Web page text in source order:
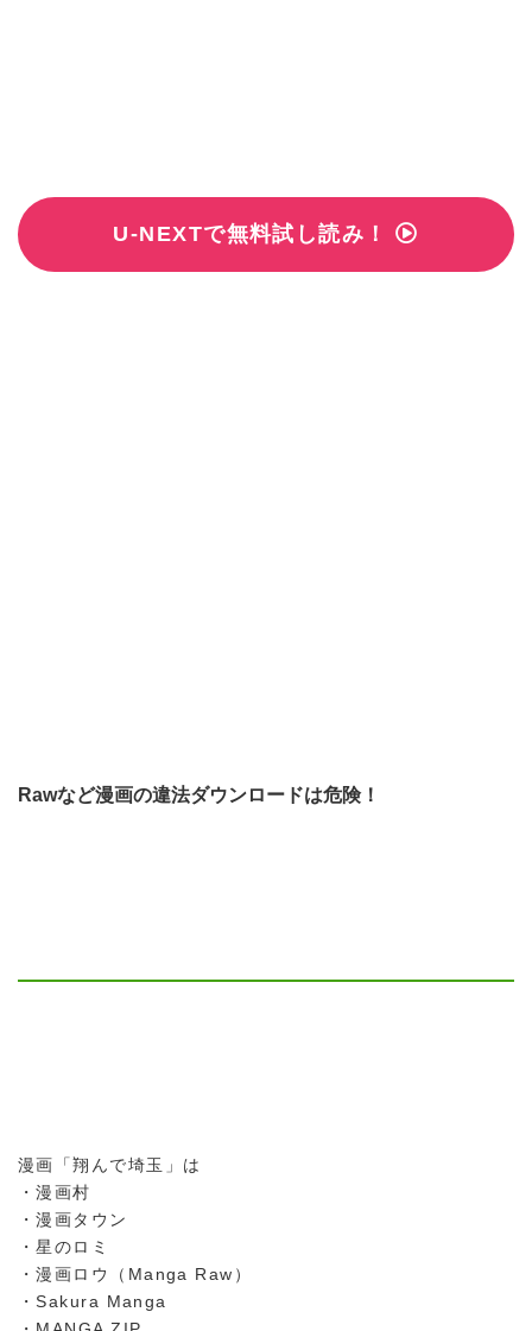
U-NEXTで無料試し読み！
Rawなど漫画の違法ダウンロードは危険！
漫画「翔んで埼玉」は
・漫画村
・漫画タウン
・星のロミ
・漫画ロウ（Manga Raw）
・Sakura Manga